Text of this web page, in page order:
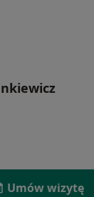
Umów wizytę